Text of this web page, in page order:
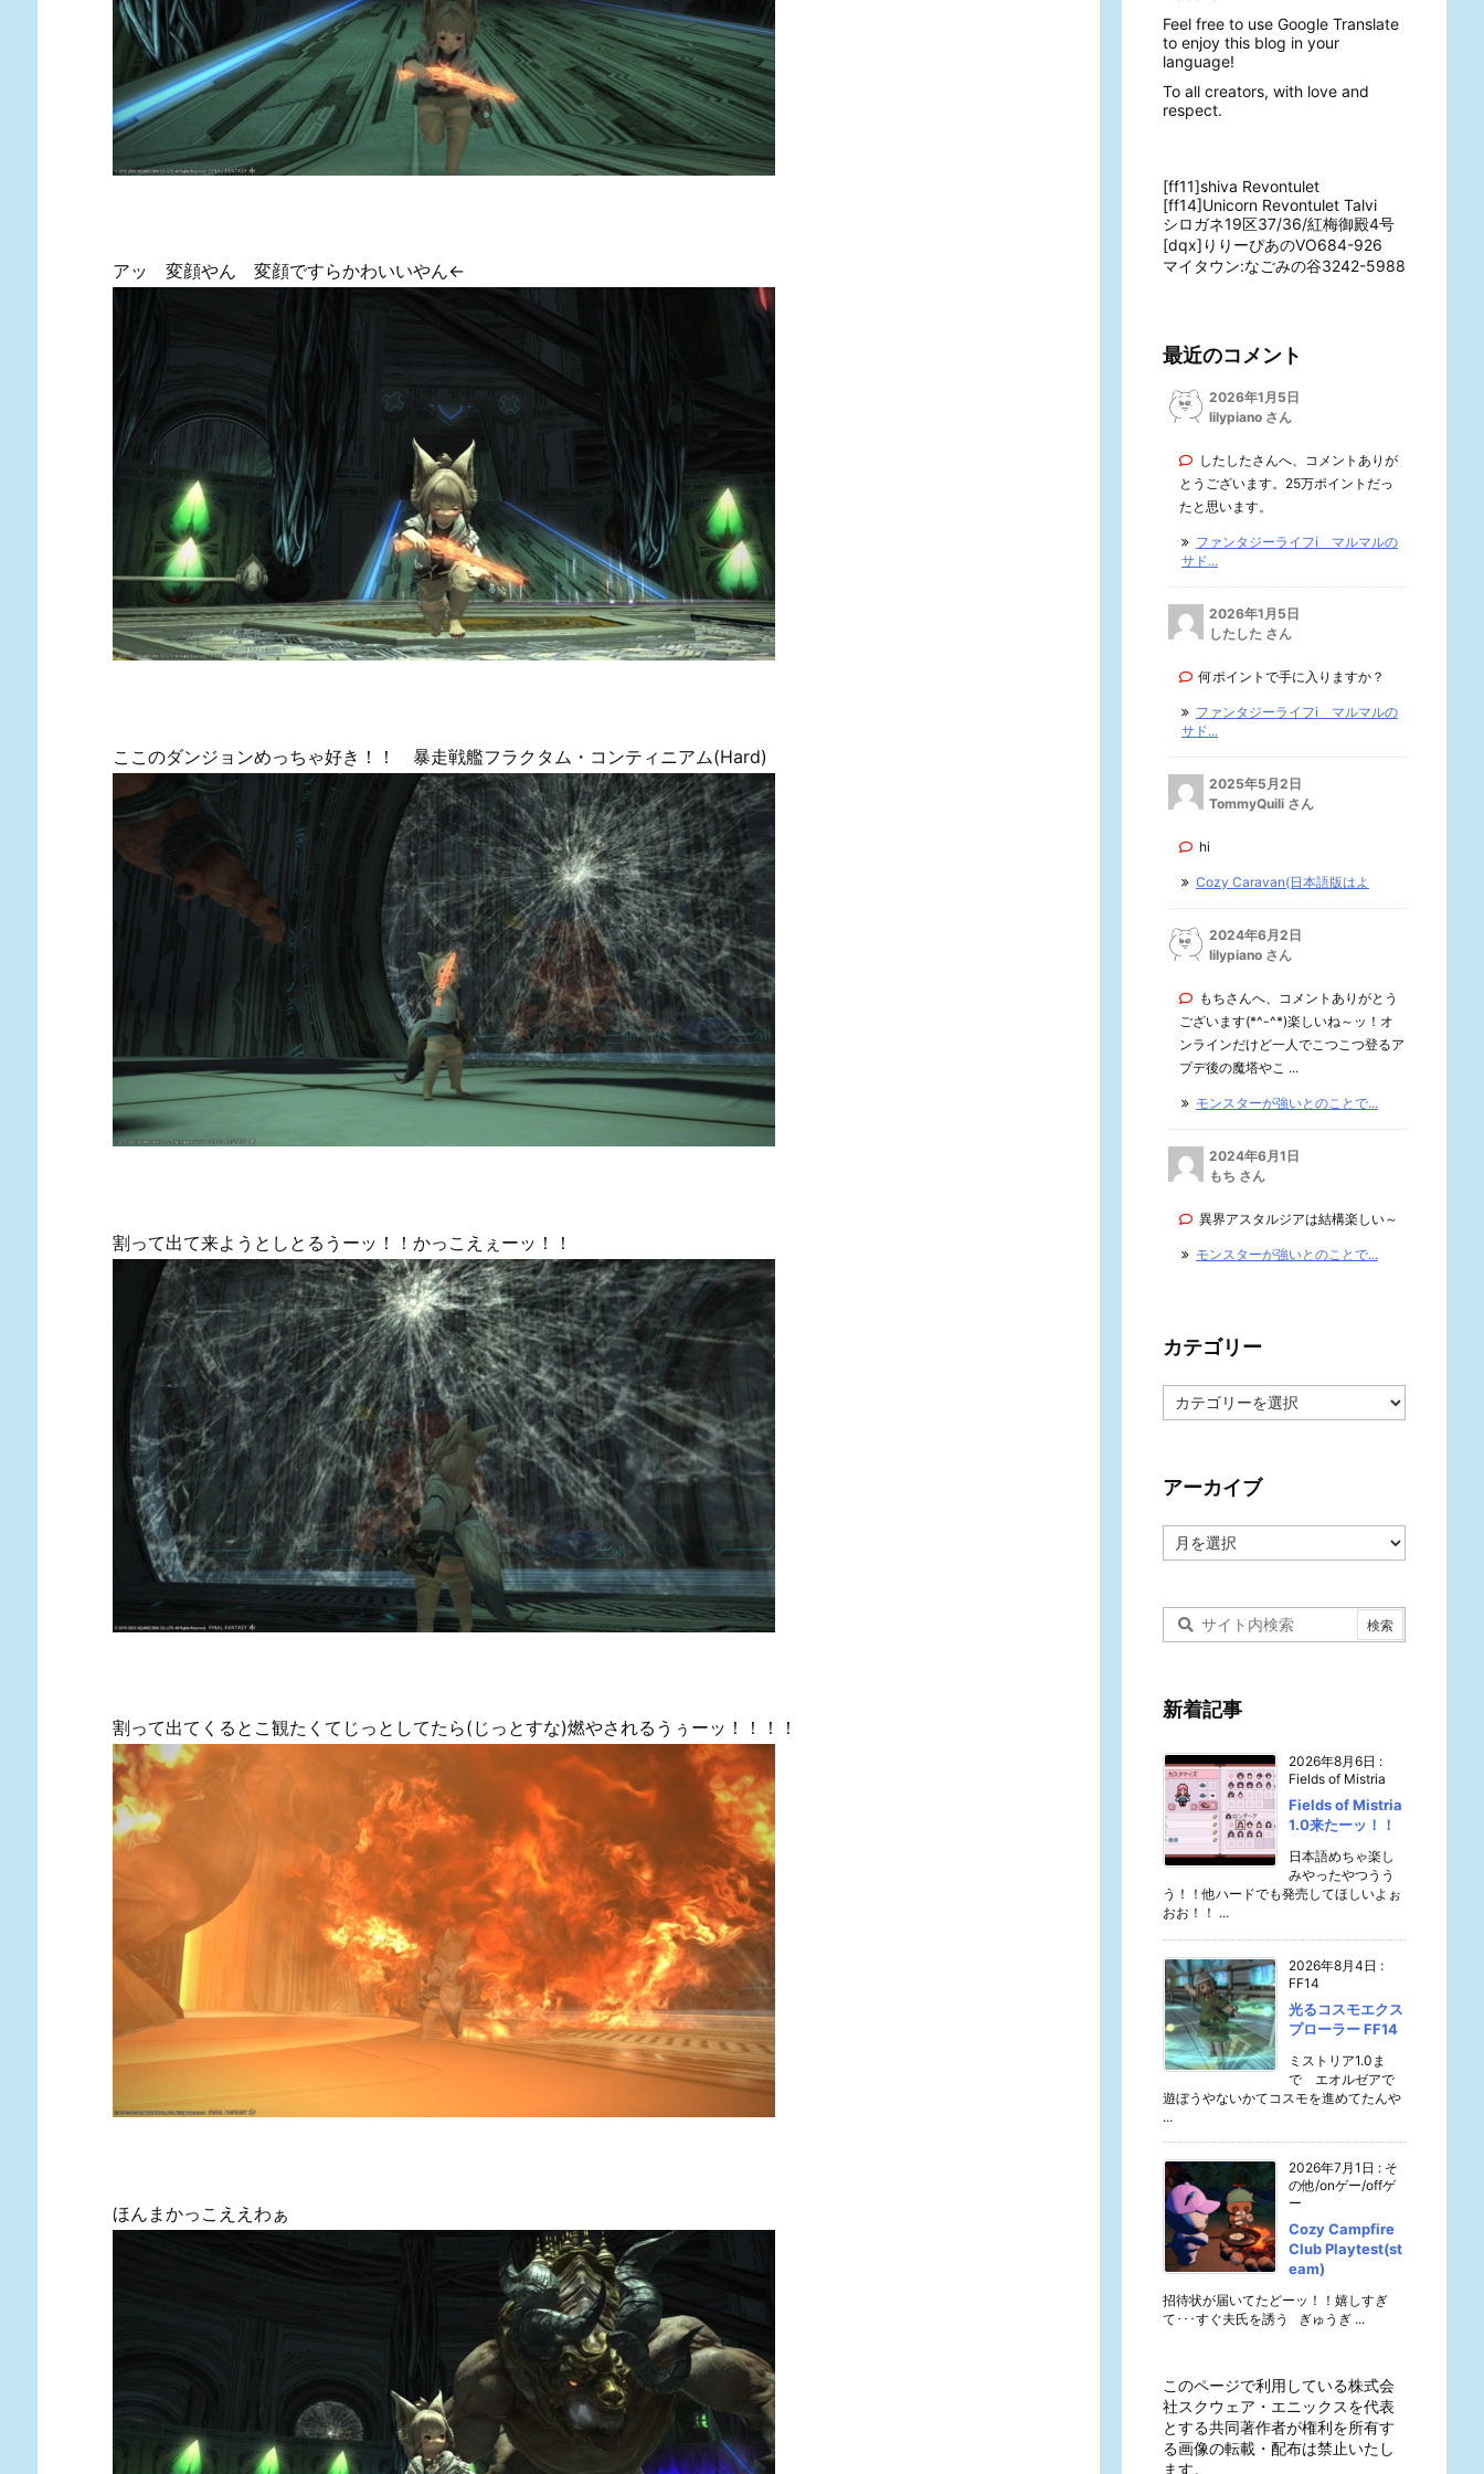
アッ 変顔やん 変顔ですらかわいいやん←
ここのダンジョンめっちゃ好き！！ 暴走戦艦フラクタム・コンティニアム(Hard)
割って出て来ようとしとるうーッ！！かっこえぇーッ！！
割って出てくるとこ観たくてじっとしてたら(じっとすな)燃やされるうぅーッ！！！！
ほんまかっこええわぁ
Feel free to use Google Translate
to enjoy this blog in your
language!
To all creators, with love and
respect.
[ff11]shiva Revontulet
[ff14]Unicorn Revontulet Talvi
シロガネ19区37/36/紅梅御殿4号
[dqx]りりーぴあのVO684-926
マイタウン:なごみの谷3242-5988
最近のコメント
2026年1月5日
lilypiano さん
したしたさんへ、コメントありが
とうございます。25万ポイントだっ
たと思います。
ファンタジーライフi マルマルの
サド...
2026年1月5日
したした さん
何ポイントで手に入りますか？
ファンタジーライフi マルマルの
サド...
2025年5月2日
TommyQuili さん
hi
Cozy Caravan(日本語版はよ
2024年6月2日
lilypiano さん
もちさんへ、コメントありがとう
ございます(*^-^*)楽しいね～ッ！オ
ンラインだけど一人でこつこつ登るア
プデ後の魔塔やこ ...
モンスターが強いとのことで...
2024年6月1日
もち さん
異界アスタルジアは結構楽しい～
モンスターが強いとのことで...
カテゴリー
テ
ー
アーカイブ
ー
新着記事
2026年8月6日 :
Fields of Mistria
Fields of Mistria
1.0来たーッ！！
日本語めちゃ楽し
みやったやつうう
う！！他ハードでも発売してほしいよぉ
おお！！ ...
2026年8月4日 :
FF14
光るコスモエクス
プローラー FF14
ミストリア1.0ま
で エオルゼアで
遊ぼうやないかてコスモを進めてたんや
...
2026年7月1日 : そ
の他/onゲー/offゲ
ー
Cozy Campfire
Club Playtest(st
eam)
招待状が届いてたどーッ！！嬉しすぎ
て･･･すぐ夫氏を誘う ぎゅうぎ ...
このページで利用している株式会
社スクウェア・エニックスを代表
とする共同著作者が権利を所有す
る画像の転載・配布は禁止いたし
ます。